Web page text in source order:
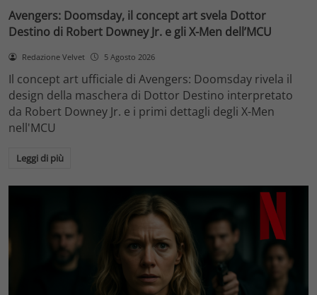
Avengers: Doomsday, il concept art svela Dottor
Destino di Robert Downey Jr. e gli X-Men dell’MCU
Redazione Velvet 5 Agosto 2026
Il concept art ufficiale di Avengers: Doomsday rivela il
design della maschera di Dottor Destino interpretato
da Robert Downey Jr. e i primi dettagli degli X-Men
nell'MCU
Leggi di più